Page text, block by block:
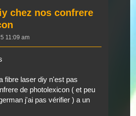
chez nos confrere
11:09 am
fibre laser diy n'est pas
de photolexicon ( et peu
j'ai pas vérifier ) a un